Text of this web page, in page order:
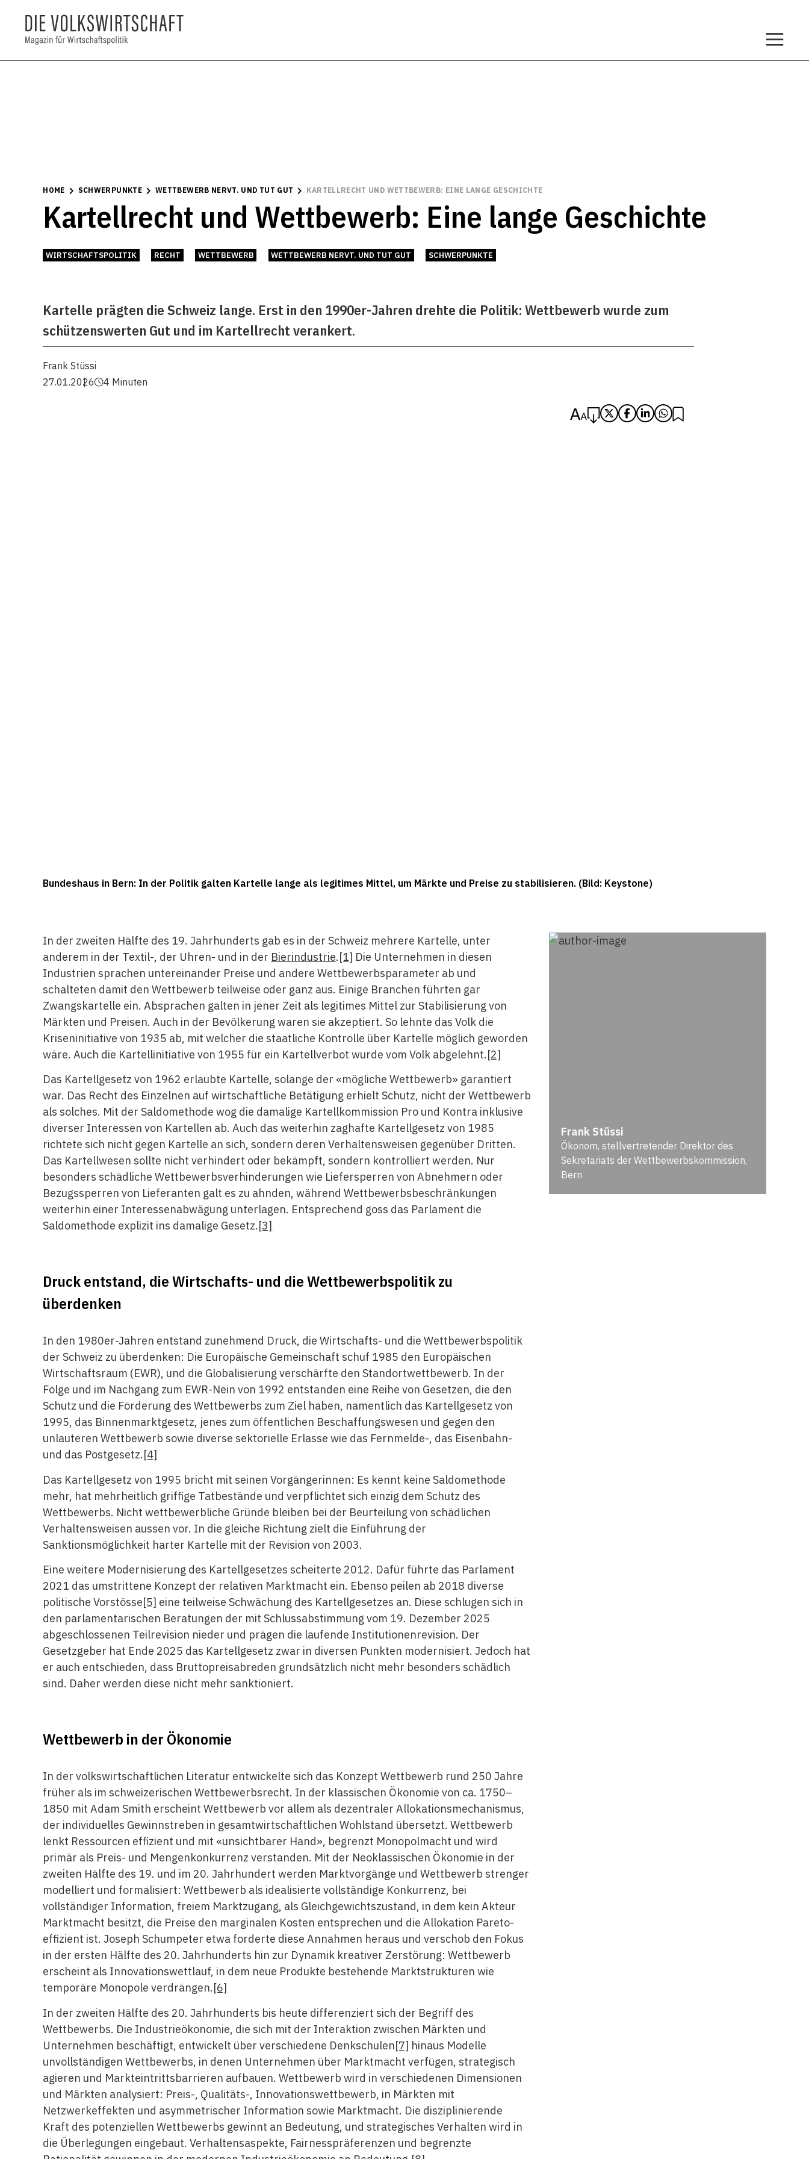
HOME SCHWERPUNKTE WETTBEWERB NERVT. UND TUT GUT KARTELLRECHT UND WETTBEWERB: EINE LANGE GESCHICHTE
Kartellrecht und Wettbewerb: Eine lange Geschichte
WIRTSCHAFTSPOLITIK RECHT WETTBEWERB WETTBEWERB NERVT. UND TUT GUT SCHWERPUNKTE
Kartelle prägten die Schweiz lange. Erst in den 1990er-Jahren drehte die Politik: Wettbewerb wurde zum
schützenswerten Gut und im Kartellrecht verankert.
Frank Stüssi
27.01.2026
4 Minuten
Bundeshaus in Bern: In der Politik galten Kartelle lange als legitimes Mittel, um Märkte und Preise zu stabilisieren. (Bild: Keystone)
In der zweiten Hälfte des 19. Jahrhunderts gab es in der Schweiz mehrere Kartelle, unter
anderem in der Textil-, der Uhren- und in der Bierindustrie.[1] Die Unternehmen in diesen
Industrien sprachen untereinander Preise und andere Wettbewerbsparameter ab und
schalteten damit den Wettbewerb teilweise oder ganz aus. Einige Branchen führten gar
Zwangskartelle ein. Absprachen galten in jener Zeit als legitimes Mittel zur Stabilisierung von
Märkten und Preisen. Auch in der Bevölkerung waren sie akzeptiert. So lehnte das Volk die
Kriseninitiative von 1935 ab, mit welcher die staatliche Kontrolle über Kartelle möglich geworden
wäre. Auch die Kartellinitiative von 1955 für ein Kartellverbot wurde vom Volk abgelehnt.[2]
Das Kartellgesetz von 1962 erlaubte Kartelle, solange der «mögliche Wettbewerb» garantiert
war. Das Recht des Einzelnen auf wirtschaftliche Betätigung erhielt Schutz, nicht der Wettbewerb
als solches. Mit der Saldomethode wog die damalige Kartellkommission Pro und Kontra inklusive
diverser Interessen von Kartellen ab. Auch das weiterhin zaghafte Kartellgesetz von 1985
richtete sich nicht gegen Kartelle an sich, sondern deren Verhaltensweisen gegenüber Dritten.
Das Kartellwesen sollte nicht verhindert oder bekämpft, sondern kontrolliert werden. Nur
besonders schädliche Wettbewerbsverhinderungen wie Liefersperren von Abnehmern oder
Bezugssperren von Lieferanten galt es zu ahnden, während Wettbewerbsbeschränkungen
weiterhin einer Interessenabwägung unterlagen. Entsprechend goss das Parlament die
Saldomethode explizit ins damalige Gesetz.[3]
Druck entstand, die Wirtschafts- und die Wettbewerbspolitik zu
überdenken
In den 1980er-Jahren entstand zunehmend Druck, die Wirtschafts- und die Wettbewerbspolitik
der Schweiz zu überdenken: Die Europäische Gemeinschaft schuf 1985 den Europäischen
Wirtschaftsraum (EWR), und die Globalisierung verschärfte den Standortwettbewerb. In der
Folge und im Nachgang zum EWR-Nein von 1992 entstanden eine Reihe von Gesetzen, die den
Schutz und die Förderung des Wettbewerbs zum Ziel haben, namentlich das Kartellgesetz von
1995, das Binnenmarktgesetz, jenes zum öffentlichen Beschaffungswesen und gegen den
unlauteren Wettbewerb sowie diverse sektorielle Erlasse wie das Fernmelde-, das Eisenbahn-
und das Postgesetz.[4]
Das Kartellgesetz von 1995 bricht mit seinen Vorgängerinnen: Es kennt keine Saldomethode
mehr, hat mehrheitlich griffige Tatbestände und verpflichtet sich einzig dem Schutz des
Wettbewerbs. Nicht wettbewerbliche Gründe bleiben bei der Beurteilung von schädlichen
Verhaltensweisen aussen vor. In die gleiche Richtung zielt die Einführung der
Sanktionsmöglichkeit harter Kartelle mit der Revision von 2003.
Eine weitere Modernisierung des Kartellgesetzes scheiterte 2012. Dafür führte das Parlament
2021 das umstrittene Konzept der relativen Marktmacht ein. Ebenso peilen ab 2018 diverse
politische Vorstösse[5] eine teilweise Schwächung des Kartellgesetzes an. Diese schlugen sich in
den parlamentarischen Beratungen der mit Schlussabstimmung vom 19. Dezember 2025
abgeschlossenen Teilrevision nieder und prägen die laufende Institutionenrevision. Der
Gesetzgeber hat Ende 2025 das Kartellgesetz zwar in diversen Punkten modernisiert. Jedoch hat
er auch entschieden, dass Bruttopreisabreden grundsätzlich nicht mehr besonders schädlich
sind. Daher werden diese nicht mehr sanktioniert.
Wettbewerb in der Ökonomie
In der volkswirtschaftlichen Literatur entwickelte sich das Konzept Wettbewerb rund 250 Jahre
früher als im schweizerischen Wettbewerbsrecht. In der klassischen Ökonomie von ca. 1750–
1850 mit Adam Smith erscheint Wettbewerb vor allem als dezentraler Allokationsmechanismus,
der individuelles Gewinnstreben in gesamtwirtschaftlichen Wohlstand übersetzt. Wettbewerb
lenkt Ressourcen effizient und mit «unsichtbarer Hand», begrenzt Monopolmacht und wird
primär als Preis- und Mengenkonkurrenz verstanden. Mit der Neoklassischen Ökonomie in der
zweiten Hälfte des 19. und im 20. Jahrhundert werden Marktvorgänge und Wettbewerb strenger
modelliert und formalisiert: Wettbewerb als idealisierte vollständige Konkurrenz, bei
vollständiger Information, freiem Marktzugang, als Gleichgewichtszustand, in dem kein Akteur
Marktmacht besitzt, die Preise den marginalen Kosten entsprechen und die Allokation Pareto-
effizient ist. Joseph Schumpeter etwa forderte diese Annahmen heraus und verschob den Fokus
in der ersten Hälfte des 20. Jahrhunderts hin zur Dynamik kreativer Zerstörung: Wettbewerb
erscheint als Innovationswettlauf, in dem neue Produkte bestehende Marktstrukturen wie
temporäre Monopole verdrängen.[6]
In der zweiten Hälfte des 20. Jahrhunderts bis heute differenziert sich der Begriff des
Wettbewerbs. Die Industrieökonomie, die sich mit der Interaktion zwischen Märkten und
Unternehmen beschäftigt, entwickelt über verschiedene Denkschulen[7] hinaus Modelle
unvollständigen Wettbewerbs, in denen Unternehmen über Marktmacht verfügen, strategisch
agieren und Markteintrittsbarrieren aufbauen. Wettbewerb wird in verschiedenen Dimensionen
und Märkten analysiert: Preis-, Qualitäts-, Innovationswettbewerb, in Märkten mit
Netzwerkeffekten und asymmetrischer Information sowie Marktmacht. Die disziplinierende
Kraft des potenziellen Wettbewerbs gewinnt an Bedeutung, und strategisches Verhalten wird in
die Überlegungen eingebaut. Verhaltensaspekte, Fairnesspräferenzen und begrenzte
Frank Stüssi
Ökonom, stellvertretender Direktor des
Sekretariats der Wettbewerbskommission,
Bern